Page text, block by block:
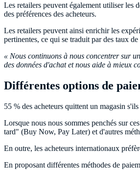
Les retailers peuvent également utiliser les
des préférences des acheteurs.
Les retailers peuvent ainsi enrichir les
pertinentes, ce qui se traduit par des taux
« Nous continuons à nous concentrer sur
des données d'achat et nous aide à mieux
Différentes options de
55 % des acheteurs quittent un magasin
Lorsque nous nous sommes penchés sur
tard" (Buy Now, Pay Later) et d'autres
En outre, les acheteurs internationaux
En proposant différentes méthodes de